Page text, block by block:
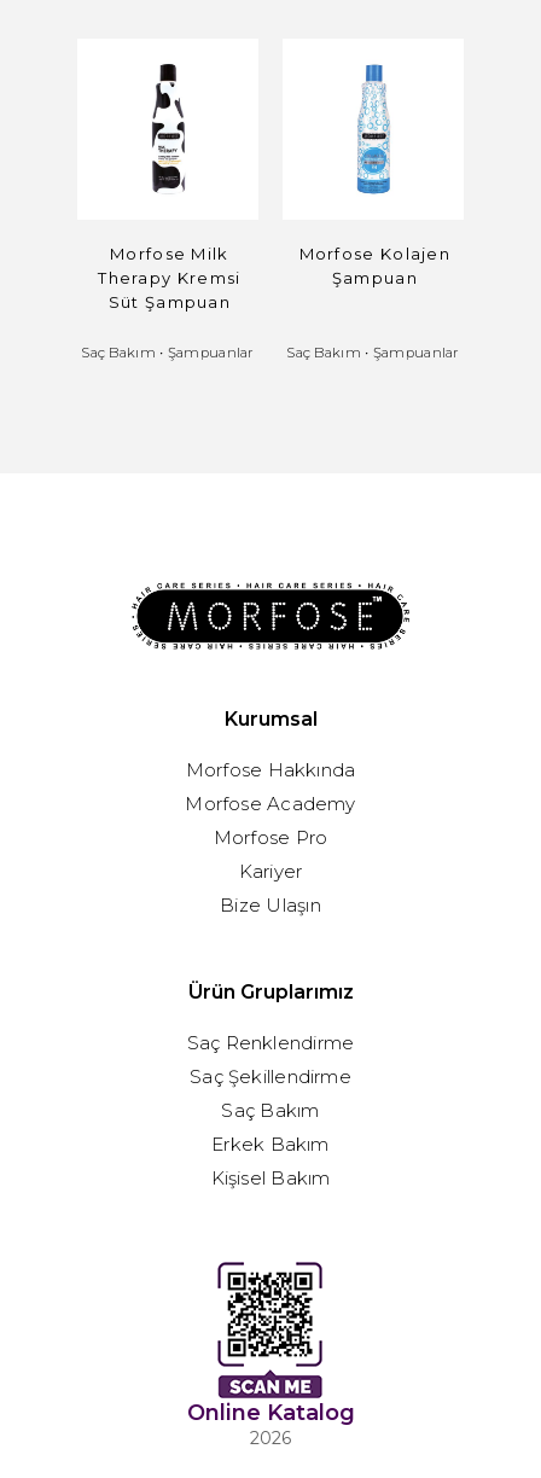
Morfose Milk
Therapy Kremsi
Süt Şampuan
Saç Bakım • Şampuanlar
Morfose Kolajen
Şampuan
Saç Bakım • Şampuanlar
Kurumsal
Morfose Hakkında
Morfose Academy
Morfose Pro
Kariyer
Bize Ulaşın
Ürün Gruplarımız
Saç Renklendirme
Saç Şekillendirme
Saç Bakım
Erkek Bakım
Kişisel Bakım
Online Katalog
2026